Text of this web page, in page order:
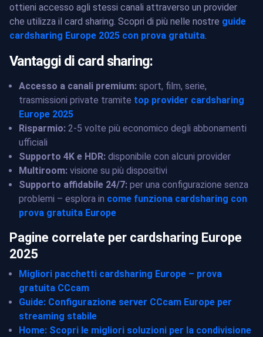
ottieni accesso agli stessi canali attraverso un provider
che utilizza il card sharing. Scopri di più nelle nostre guide
cardsharing Europe 2025 con prova gratuita.
Vantaggi di card sharing:
Accesso a canali premium: sport, film, serie,
trasmissioni private tramite top provider cardsharing
Europe 2025
Risparmio: 2-5 volte più economico degli abbonamenti
ufficiali
Supporto 4K e HDR: disponibile con alcuni provider
Multiroom: visione su più dispositivi
Supporto affidabile 24/7: per una configurazione senza
problemi – esplora in come funziona cardsharing con
prova gratuita Europe
Pagine correlate per cardsharing Europe
2025
Migliori pacchetti cardsharing Europe – prova
gratuita CCcam
Guide: Configurazione server CCcam Europe per
streaming stabile
Home: Scopri le migliori soluzioni per la condivisione